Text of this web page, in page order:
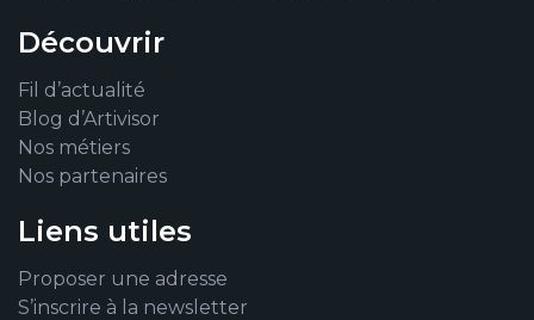
Découvrir
Fil d’actualité
Blog d’Artivisor
Nos métiers
Nos partenaires
Liens utiles
Proposer une adresse
S’inscrire à la newsletter